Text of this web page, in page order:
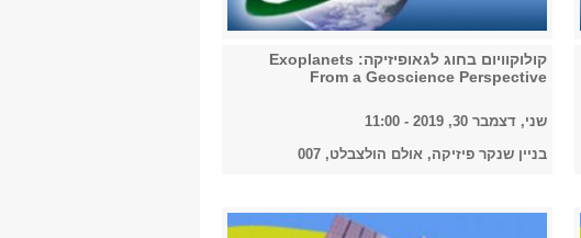
2016
2017
קולוקוויום בחוג לגאופיזיקה: Exoplanets
From a Geoscience Perspective
שני, דצמבר 30, 2019 - 11:00
בניין שנקר פיזיקה, אולם הולצבלט, 007